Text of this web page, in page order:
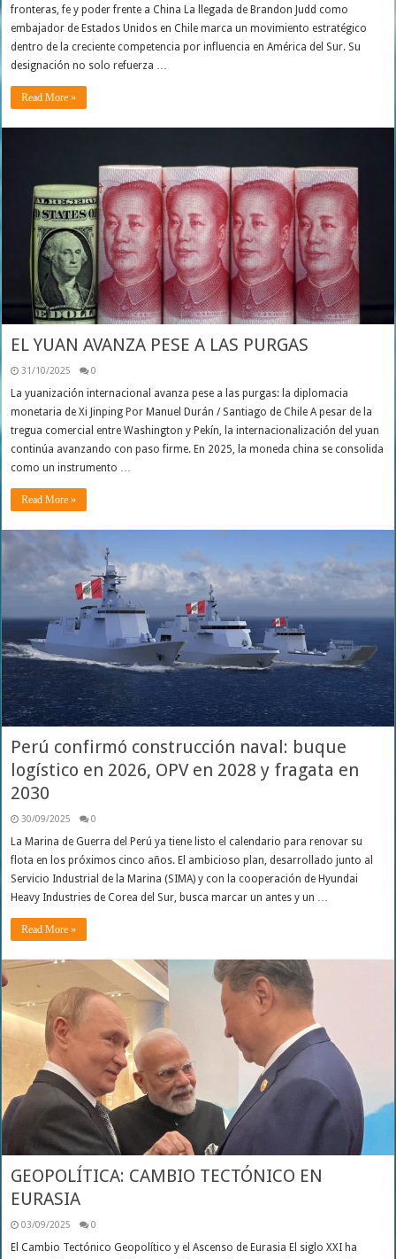
fronteras, fe y poder frente a China La llegada de Brandon Judd como
embajador de Estados Unidos en Chile marca un movimiento estratégico
dentro de la creciente competencia por influencia en América del Sur. Su
designación no solo refuerza …
Read More »
EL YUAN AVANZA PESE A LAS PURGAS
31/10/2025 0
La yuanización internacional avanza pese a las purgas: la diplomacia
monetaria de Xi Jinping Por Manuel Durán / Santiago de Chile A pesar de la
tregua comercial entre Washington y Pekín, la internacionalización del yuan
continúa avanzando con paso firme. En 2025, la moneda china se consolida
como un instrumento …
Read More »
Perú confirmó construcción naval: buque
logístico en 2026, OPV en 2028 y fragata en
2030
30/09/2025 0
La Marina de Guerra del Perú ya tiene listo el calendario para renovar su
flota en los próximos cinco años. El ambicioso plan, desarrollado junto al
Servicio Industrial de la Marina (SIMA) y con la cooperación de Hyundai
Heavy Industries de Corea del Sur, busca marcar un antes y un …
Read More »
GEOPOLÍTICA: CAMBIO TECTÓNICO EN
EURASIA
03/09/2025 0
El Cambio Tectónico Geopolítico y el Ascenso de Eurasia El siglo XXI ha